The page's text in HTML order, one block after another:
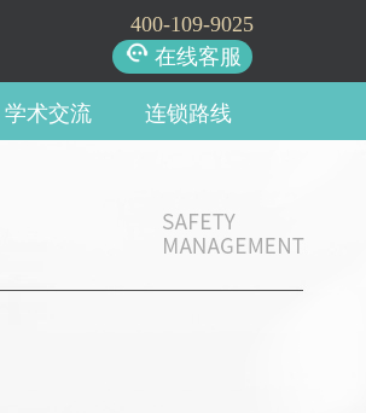
400-109-9025
在线客服
学术交流 连锁路线